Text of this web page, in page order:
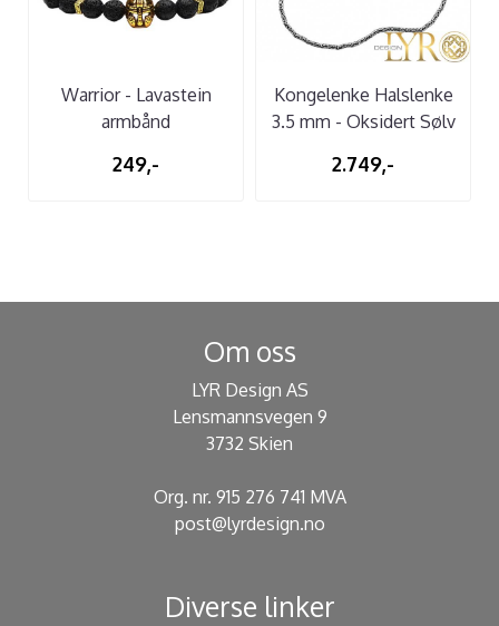
Warrior - Lavastein
armbånd
249,-
Kongelenke Halslenke
3.5 mm - Oksidert Sølv
2.749,-
Om oss
LYR Design AS
Lensmannsvegen 9
3732 Skien
Org. nr. 915 276 741 MVA
post@lyrdesign.no
Diverse linker